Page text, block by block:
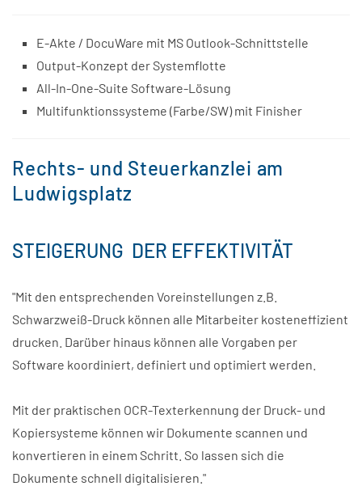
E-Akte / DocuWare mit MS Outlook-Schnittstelle
Output-Konzept der Systemflotte
All-In-One-Suite Software-Lösung
Multifunktionssysteme (Farbe/SW) mit Finisher
Rechts- und Steuerkanzlei am
Ludwigsplatz
STEIGERUNG DER EFFEKTIVITÄT
"Mit den entsprechenden Voreinstellungen z.B.
Schwarzweiß-Druck können alle Mitarbeiter kosteneffizient
drucken. Darüber hinaus können alle Vorgaben per
Software koordiniert, definiert und optimiert werden.
Mit der praktischen OCR-Texterkennung der Druck- und
Kopiersysteme können wir Dokumente scannen und
konvertieren in einem Schritt. So lassen sich die
Dokumente schnell digitalisieren."